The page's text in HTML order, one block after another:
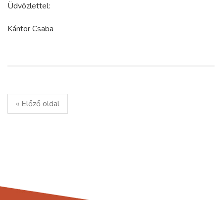
Üdvözlettel:
Kántor Csaba
« Előző oldal